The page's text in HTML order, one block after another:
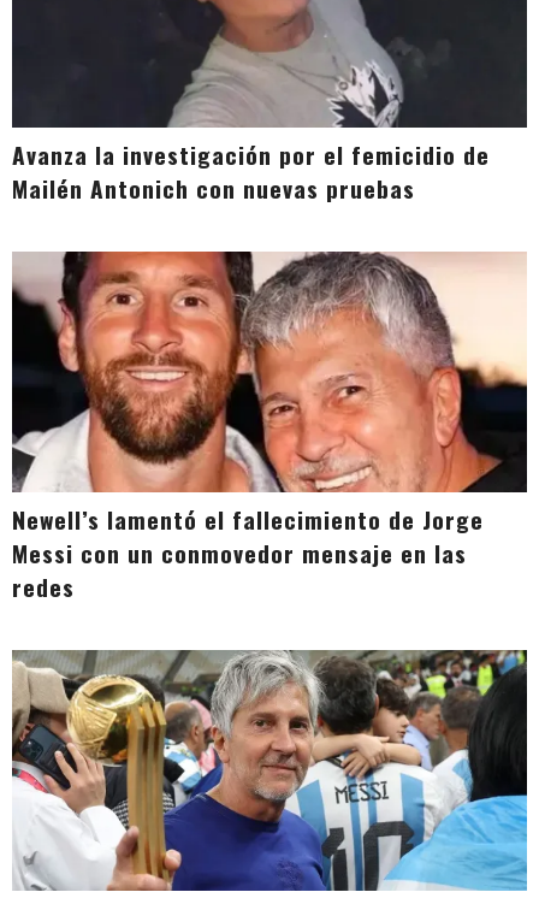
Avanza la investigación por el femicidio de
Mailén Antonich con nuevas pruebas
Newell’s lamentó el fallecimiento de Jorge
Messi con un conmovedor mensaje en las
redes